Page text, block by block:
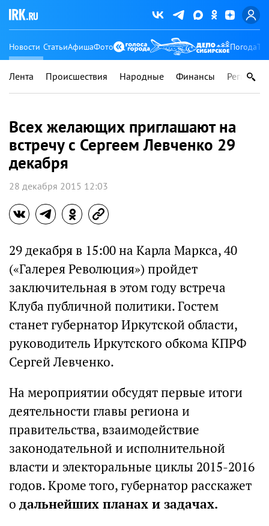
Новости СтатьиАфишаФото Погода
Лента Происшествия Народные Финансы Регионы
Всех желающих приглашают на
встречу с Сергеем Левченко 29
декабря
28 декабря 2015 12:03
29 декабря в 15:00 на Карла Маркса, 40
(«Галерея Революция») пройдет
заключительная в этом году встреча
Клуба публичной политики. Гостем
станет губернатор Иркутской области,
руководитель Иркутского обкома КПРФ
Сергей Левченко.
На мероприятии обсудят первые итоги
деятельности главы региона и
правительства, взаимодействие
законодательной и исполнительной
власти и электоральные циклы 2015-2016
годов. Кроме того, губернатор расскажет
о дальнейших планах и задачах.